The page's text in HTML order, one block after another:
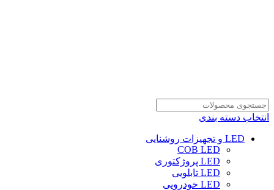
انتخاب دسته بندی
LED و تجهیزات روشنایی
COB LED
LED پروژکتوری
LED تابلویی
LED خودرویی